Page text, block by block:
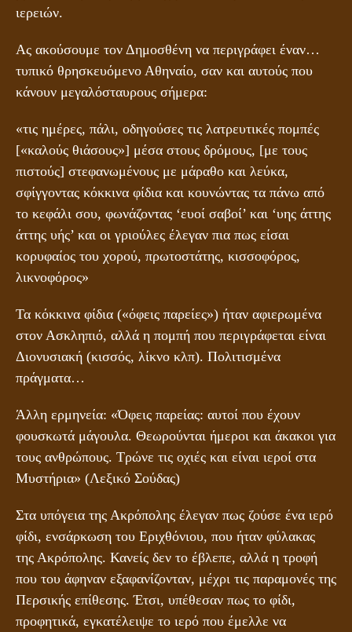
ιερειών.
Ας ακούσουμε τον Δημοσθένη να περιγράφει έναν…
τυπικό θρησκευόμενο Αθηναίο, σαν και αυτούς που
κάνουν μεγαλόσταυρους σήμερα:
«τις ημέρες, πάλι, οδηγούσες τις λατρευτικές πομπές
[«καλούς θιάσους»] μέσα στους δρόμους, [με τους
πιστούς] στεφανωμένους με μάραθο και λεύκα,
σφίγγοντας κόκκινα φίδια και κουνώντας τα πάνω από
το κεφάλι σου, φωνάζοντας ‘ευοί σαβοί’ και ‘υης άττης
άττης υής’ και οι γριούλες έλεγαν πια πως είσαι
κορυφαίος του χορού, πρωτοστάτης, κισσοφόρος,
λικνοφόρος»
Τα κόκκινα φίδια («όφεις παρείες») ήταν αφιερωμένα
στον Ασκληπιό, αλλά η πομπή που περιγράφεται είναι
Διονυσιακή (κισσός, λίκνο κλπ). Πολιτισμένα
πράγματα…
Άλλη ερμηνεία: «Όφεις παρείας: αυτοί που έχουν
φουσκωτά μάγουλα. Θεωρούνται ήμεροι και άκακοι για
τους ανθρώπους. Τρώνε τις οχιές και είναι ιεροί στα
Μυστήρια» (Λεξικό Σούδας)
Στα υπόγεια της Ακρόπολης έλεγαν πως ζούσε ένα ιερό
φίδι, ενσάρκωση του Εριχθόνιου, που ήταν φύλακας
της Ακρόπολης. Κανείς δεν το έβλεπε, αλλά η τροφή
που του άφηναν εξαφανίζονταν, μέχρι τις παραμονές της
Περσικής επίθεσης. Έτσι, υπέθεσαν πως το φίδι,
προφητικά, εγκατέλειψε το ιερό που έμελλε να